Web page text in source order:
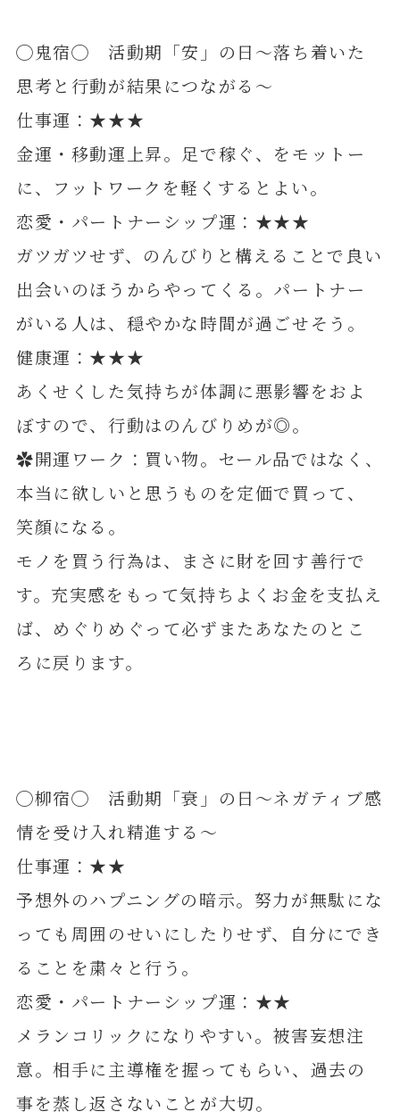
◯鬼宿◯ 活動期「安」の日～落ち着いた
思考と行動が結果につながる～
仕事運：★★★
金運・移動運上昇。足で稼ぐ、をモットー
に、フットワークを軽くするとよい。
恋愛・パートナーシップ運：★★★
ガツガツせず、のんびりと構えることで良い
出会いのほうからやってくる。パートナー
がいる人は、穏やかな時間が過ごせそう。
健康運：★★★
あくせくした気持ちが体調に悪影響をおよ
ぼすので、行動はのんびりめが◎。
✿開運ワーク：買い物。セール品ではなく、
本当に欲しいと思うものを定価で買って、
笑顔になる。
モノを買う行為は、まさに財を回す善行で
す。充実感をもって気持ちよくお金を支払え
ば、めぐりめぐって必ずまたあなたのとこ
ろに戻ります。
◯柳宿◯ 活動期「衰」の日～ネガティブ感
情を受け入れ精進する～
仕事運：★★
予想外のハプニングの暗示。努力が無駄にな
っても周囲のせいにしたりせず、自分にでき
ることを粛々と行う。
恋愛・パートナーシップ運：★★
メランコリックになりやすい。被害妄想注
意。相手に主導権を握ってもらい、過去の
事を蒸し返さないことが大切。